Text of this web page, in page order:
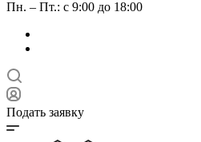
Пн. – Пт.: с 9:00 до 18:00
Подать заявку